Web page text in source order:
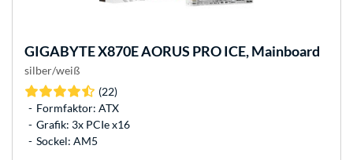
GIGABYTEX870E AORUS PRO ICE, Mainboard
silber/weiß
(22)
Formfaktor: ATX
Grafik: 3x PCIe x16
Sockel: AM5